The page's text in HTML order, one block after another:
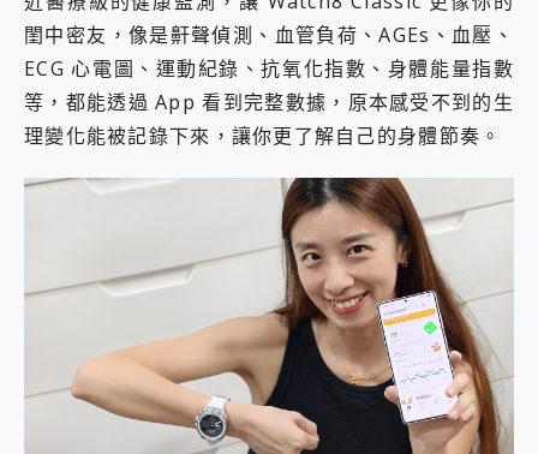
閨中密友，像是鼾聲偵測、血管負荷、AGEs、血壓、
ECG 心電圖、運動紀錄、抗氧化指數、身體能量指數
等，都能透過 App 看到完整數據，原本感受不到的生
理變化能被記錄下來，讓你更了解自己的身體節奏。